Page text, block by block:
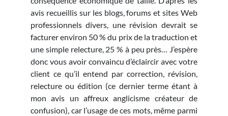
avis recueillis sur les blogs, forums et sites Web
professionnels divers, une révision devrait se
facturer environ 50 % du prix de la traduction et
une simple relecture, 25 % à peu près… J’espère
donc vous avoir convaincu d’éclaircir avec votre
client ce qu’il entend par correction, révision,
relecture ou édition (ce dernier terme étant à
mon avis un affreux anglicisme créateur de
confusion), car l’usage de ces mots, même parmi